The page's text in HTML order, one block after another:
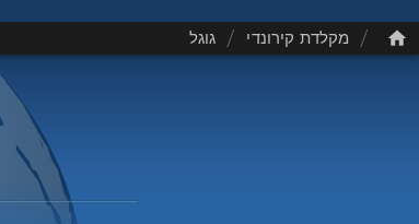
/ מקלדת קירונדי / גוגל